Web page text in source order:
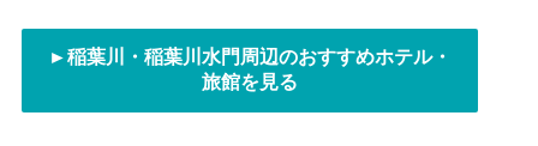
►稲葉川・稲葉川水門周辺のおすすめホテル・
旅館を見る